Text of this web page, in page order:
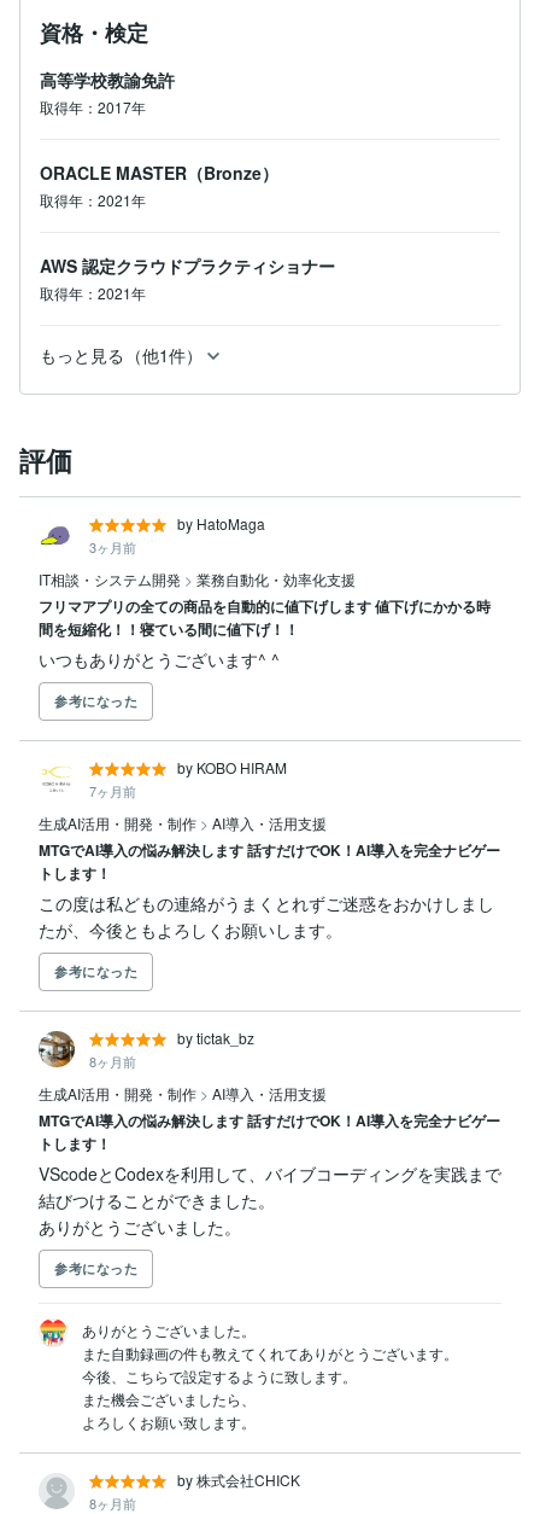
資格・検定
高等学校教諭免許
取得年：2017年
ORACLE MASTER（Bronze）
取得年：2021年
AWS 認定クラウドプラクティショナー
取得年：2021年
もっと見る（他1件）
評価
by HatoMaga
3ヶ月前
IT相談・システム開発 > 業務自動化・効率化支援
フリマアプリの全ての商品を自動的に値下げします 値下げにかかる時
間を短縮化！！寝ている間に値下げ！！
いつもありがとうございます^ ^
参考になった
by KOBO HIRAM
7ヶ月前
生成AI活用・開発・制作 > AI導入・活用支援
MTGでAI導入の悩み解決します 話すだけでOK！AI導入を完全ナビゲー
トします！
この度は私どもの連絡がうまくとれずご迷惑をおかけしまし
たが、今後ともよろしくお願いします。
参考になった
by tictak_bz
8ヶ月前
生成AI活用・開発・制作 > AI導入・活用支援
MTGでAI導入の悩み解決します 話すだけでOK！AI導入を完全ナビゲー
トします！
VScodeとCodexを利用して、バイブコーディングを実践まで
結びつけることができました。
ありがとうございました。
参考になった
ありがとうございました。
また自動録画の件も教えてくれてありがとうございます。
今後、こちらで設定するように致します。
また機会ございましたら、
よろしくお願い致します。
by 株式会社CHICK
8ヶ月前